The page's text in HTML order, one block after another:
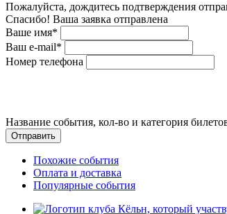
Пожалуйста, дождитесь подтверждения
Спасибо! Ваша заявка отправлена
Ваше имя*
Ваш e-mail*
Номер телефона
Название события, кол-во и категория
Похожие события
Оплата и доставка
Популярные события